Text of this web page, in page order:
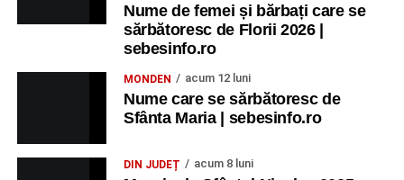
Nume de femei și bărbați care se
sărbătoresc de Florii 2026 |
sebesinfo.ro
MONDEN acum 12 luni
Nume care se sărbătoresc de
Sfânta Maria | sebesinfo.ro
DIN JUDEȚ acum 8 luni